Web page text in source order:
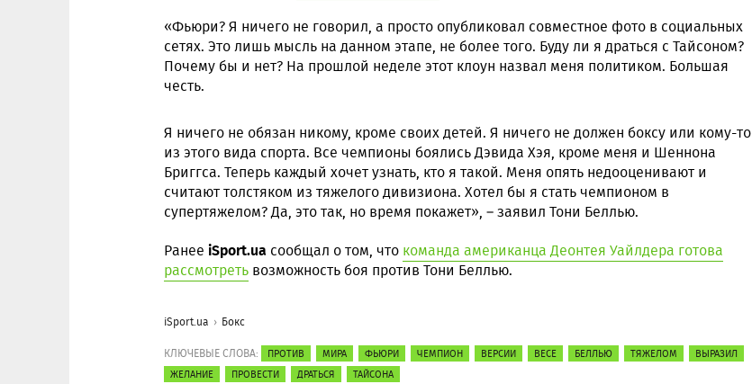
«Фьюри? Я ничего не говорил, а просто опубликовал совместное фото в социальных
сетях. Это лишь мысль на данном этапе, не более того. Буду ли я драться с Тайсоном?
Почему бы и нет? На прошлой неделе этот клоун назвал меня политиком. Большая
честь.
Я ничего не обязан никому, кроме своих детей. Я ничего не должен боксу или кому-то
из этого вида спорта. Все чемпионы боялись Дэвида Хэя, кроме меня и Шеннона
Бриггса. Теперь каждый хочет узнать, кто я такой. Меня опять недооценивают и
считают толстяком из тяжелого дивизиона. Хотел бы я стать чемпионом в
супертяжелом? Да, это так, но время покажет», – заявил Тони Беллью.
Ранее iSport.ua сообщал о том, что команда американца Деонтея Уайлдера готова
рассмотреть возможность боя против Тони Беллью.
iSport.ua Бокс
КЛЮЧЕВЫЕ СЛОВА: ПРОТИВ МИРА ФЬЮРИ ЧЕМПИОН ВЕРСИИ ВЕСЕ БЕЛЛЬЮ ТЯЖЕЛОМ
ВЫРАЗИЛ
ЖЕЛАНИЕ
ПРОВЕСТИ ДРАТЬСЯ ТАЙСОНА